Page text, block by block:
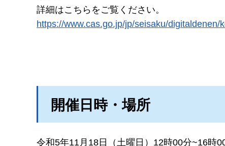
詳細はこちらをご覧ください。
https://www.cas.go.jp/jp/seisaku/digitaldenen/
開催日時・場所
令和5年11月18日（土曜日）12時00分~16時